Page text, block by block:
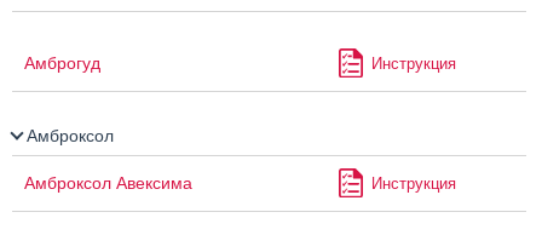
Амброгуд Инструкция
Амброксол
Амброксол Авексима Инструкция